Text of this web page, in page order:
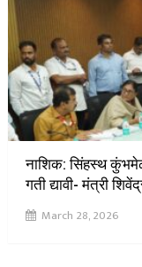
नाशिक: सिंहस्थ
गती द्यावी- मंत्री
March 28, 2026